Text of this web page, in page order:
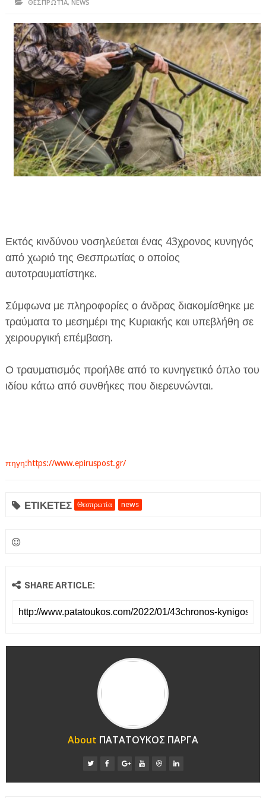
ΗΠΕΙΡΟΣ
ΠΡΕΒΕΖΑ
ΑΡΤΑ
ΙΩΑΝΝΙΝΑ
ΘΕΣΠΡΩΤΙΑ
ΙΟΝΙΑ ΝΗΣΙΑ
ΚΑΙ ΕΛΛΑΔΑ
ΥΓΕΙΑ-ΟΜΟΡΦΙΑ
ΤΕΧΝΟΛΟΓΙΑ
ΔΙΕΘΝΗ
ΠΛΗΡΟΦΟΡΙΕΣ
ΘΕΣΠΡΩΤΊΑ, NEWS
Εκτός κινδύνου νοσηλεύεται ένας 43χρονος κυνηγός
από χωριό της Θεσπρωτίας ο οποίος
αυτοτραυματίστηκε.
Σύμφωνα με πληροφορίες ο άνδρας διακομίσθηκε με
τραύματα το μεσημέρι της Κυριακής και υπεβλήθη σε
χειρουργική επέμβαση.
Ο τραυματισμός προήλθε από το κυνηγετικό όπλο του
ιδίου κάτω από συνθήκες που διερευνώνται.
πηγη:https://www.epiruspost.gr/
ΕΤΙΚΕΤΕΣ Θεσπρωτία news
SHARE ARTICLE:
About ΠΑΤΑΤΟΥΚΟΣ ΠΑΡΓΑ